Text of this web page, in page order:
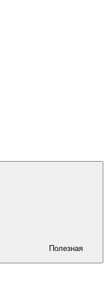
Полезная